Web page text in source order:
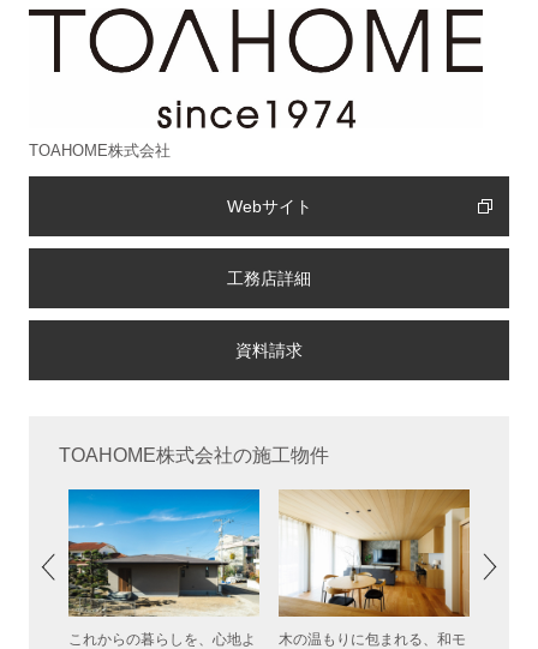
TOAHOME株式会社
Webサイト
工務店詳細
TOAHOME株式会社の施工物件
これからの暮らしを、心地よ
木の温もりに包まれる、和モ